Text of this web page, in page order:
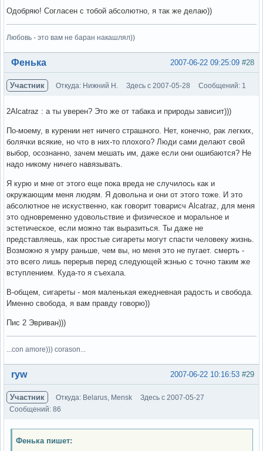
Одобряю! Согласен с тобой абсолютно, я так же делаю))
Любовь - это вам не баран накашлял))
Вне форума #28
2007-06-22 09:25:09
Фенька
Участник Откуда: Нижний Н. Здесь с 2007-05-28 Сообщений: 1
2Alcatraz : а ты уверен? Это же от табака и природы зависит)))
По-моему, в курении нет ничего страшного. Нет, конечно, рак легких,
болячки всякие, но что в них-то плохого? Люди сами делают свой
выбор, осознанно, зачем мешать им, даже если они ошибаются? Не
надо никому ничего навязывать.
Я курю и мне от этого еще пока вреда не случилось как и
окружающим меня людям. Я довольна и они от этого тоже. И это
абсолютное не искуственно, как говорит товарисч Alcatraz, для меня
это одновременно удовольствие и физическое и моральное и
эстетическое, если можно так выразиться. Ты даже не
представляешь, как простые сигареты могут спасти человеку жизнь.
Возможно я умру раньше, чем вы, но меня это не пугает. смерть -
это всего лишь перерыв перед следующей жзнью с точно таким же
вступлением. Куда-то я съехала.
В-общем, сигареты - моя маленькая ежедневная радость и свобода.
Именно свобода, я вам правду говорю))
Пис 2 Эвриван)))
...con amore))) corason...
Вне форума #29
2007-06-22 10:16:53
ryw
Участник Откуда: Belarus, Mensk
Здесь с 2007-05-27
Сообщений: 86
Фенька пишет: